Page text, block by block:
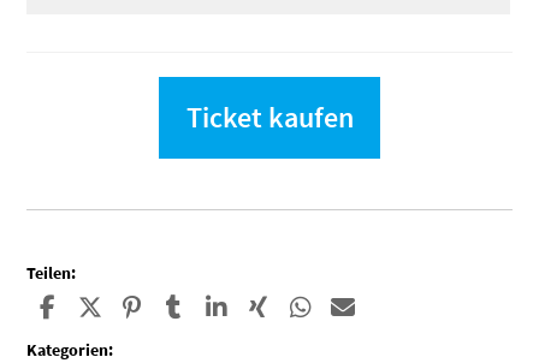
Ticket kaufen
Teilen:
Kategorien: